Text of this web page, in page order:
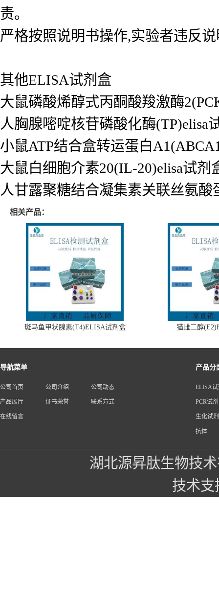
责。
严格按照说明书操作,实验者违反
其他ELISA试剂盒
大鼠磷酸烯醇式丙酮酸羧激酶
人胸腺嘧啶核苷磷酸化酶(TP)elisa
小鼠ATP结合盒转运蛋白
大鼠白细胞介素20(IL-20)elisa试剂
人甘露聚糖结合凝集素关联丝氨酸
相关产品：
斑马鱼甲状腺素(T4)ELISA试剂盒 猫雌二醇
导航菜单
公司首页 公司介绍 公司动态
产品展厅 证书荣誉 联系方式
在线留言
产品分
ELISA
PCR试
生化试
抗体
湖北源昇肽生物技
技术